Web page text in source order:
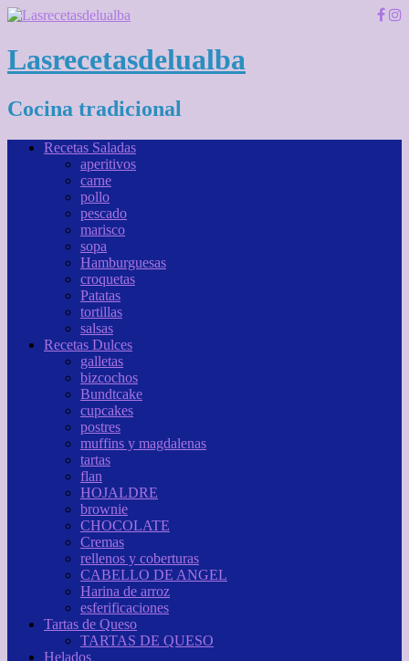
Lasrecetasdelualba
Cocina tradicional
Recetas Saladas
aperitivos
carne
pollo
pescado
marisco
sopa
Hamburguesas
croquetas
Patatas
tortillas
salsas
Recetas Dulces
galletas
bizcochos
Bundtcake
cupcakes
postres
muffins y magdalenas
tartas
flan
HOJALDRE
brownie
CHOCOLATE
Cremas
rellenos y coberturas
CABELLO DE ANGEL
Harina de arroz
esferificaciones
Tartas de Queso
TARTAS DE QUESO
Helados